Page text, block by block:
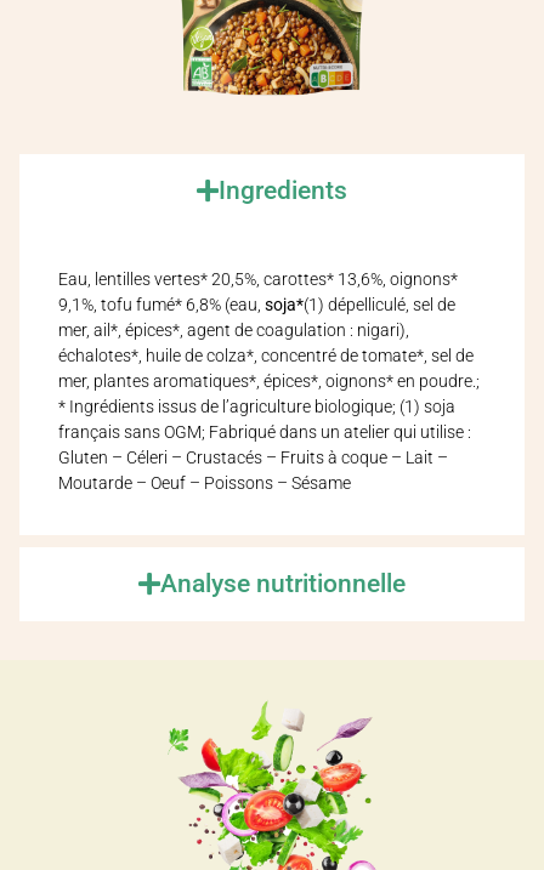
Ingredients
Analyse nutritionnelle
Eau, lentilles vertes* 20,5%, carottes* 13,6%, oignons*
9,1%, tofu fumé* 6,8% (eau, soja*(1) dépelliculé, sel de
mer, ail*, épices*, agent de coagulation : nigari),
échalotes*, huile de colza*, concentré de tomate*, sel de
mer, plantes aromatiques*, épices*, oignons* en poudre.;
* Ingrédients issus de l’agriculture biologique; (1) soja
français sans OGM; Fabriqué dans un atelier qui utilise :
Gluten – Céleri – Crustacés – Fruits à coque – Lait –
Moutarde – Oeuf – Poissons – Sésame